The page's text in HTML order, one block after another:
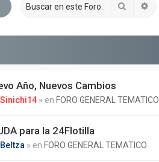
Buscar
Año, Nuevos Cambios
Sinichi14 » en FORO GENERAL TEMATICO
para la 24Flotilla
Beltza » en FORO GENERAL TEMATICO